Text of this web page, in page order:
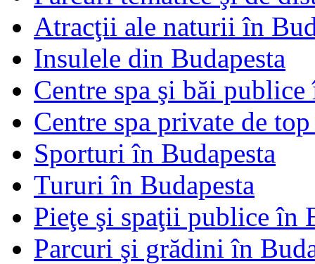
Atracţii ale naturii în
Insulele din Budapesta
Centre spa şi băi publice
Centre spa private de
Sporturi în Budapesta
Tururi în Budapesta
Pieţe şi spaţii publice în
Parcuri şi grădini în